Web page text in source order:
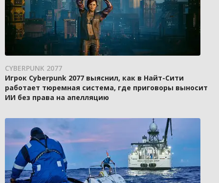
CYBERPUNK 2077
Игрок Cyberpunk 2077 выяснил, как в Найт-Сити
работает тюремная система, где приговоры выносит
ИИ без права на апелляцию